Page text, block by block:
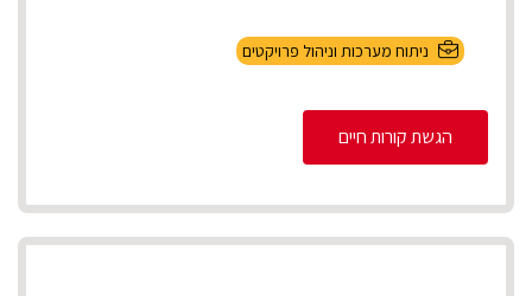
ניתוח מערכות וניהול פרויקטים
הגשת קורות חיים